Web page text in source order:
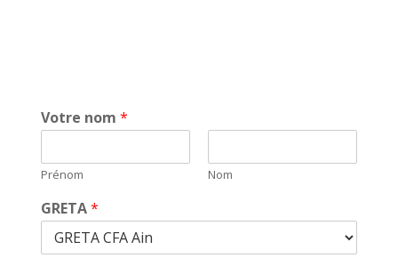
Votre nom *
Prénom Nom
GRETA*